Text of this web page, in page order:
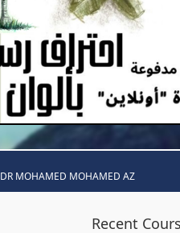
DR MOHAMED MOHAMED AZ
Recent